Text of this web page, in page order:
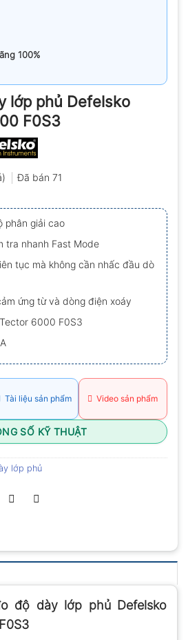
100%
lớp phủ Defelsko
F0S3
Đã bán 71
phân giải cao
tra nhanh Fast Mode
tục mà không cần nhấc đầu dò
ứng từ và dòng điện xoáy
6000 F0S3
Tài liệu sản phẩm Video sản phẩm
SỐ KỸ THUẬT
lớp phủ
độ dày lớp phủ Defelsko